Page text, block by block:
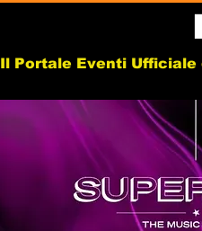
Il Portale Eventi Ufficiale